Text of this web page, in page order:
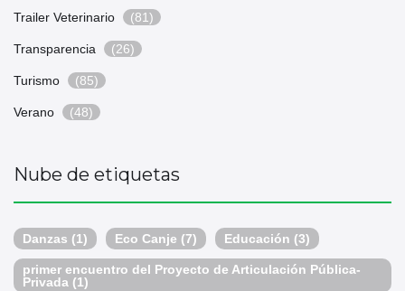
Trailer Veterinario (81)
Transparencia (26)
Turismo (85)
Verano (48)
Nube de etiquetas
Danzas (1) Eco Canje (7) Educación (3)
primer encuentro del Proyecto de Articulación Pública-
Privada (1)